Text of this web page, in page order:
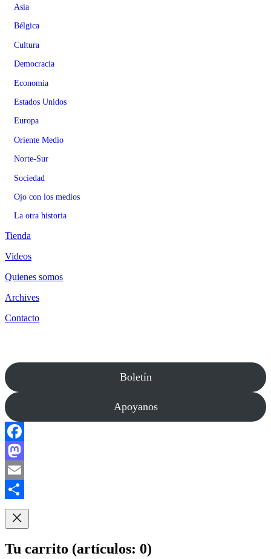
Asia
Bélgica
Cultura
Democracia
Economia
Estados Unidos
Europa
Oriente Medio
Norte-Sur
Sociedad
Ojo con los medios
La otra historia
Tienda
Videos
Quienes somos
Archives
Contacto
Boletín
Apoyanos
Facebook
Mastodon
Email
Compartir
Tu carrito (artículos: 0)